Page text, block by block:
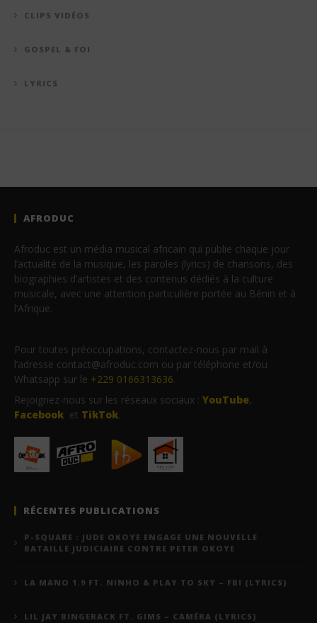
CLIPS VIDÉOS
GOSPEL & FOI
LYRICS
AFRODUC
Afroduc est un média musical africain qui publie chaque jour
l’actualité de la musique, les paroles (lyrics) de chansons, des
biographies d’artistes et des contenus dédiés à la culture
musicale, avec une attention particulière portée au Bénin et à
l’Afrique.
Pour toutes préoccupations, contactez-nous par mail à
l’adresse contact@afroduc.com ou par téléphone et/ou
Whatsapp sur le +229 0166313636.
Rejoignez-nous sur les réseaux sociaux : YouTube,
Facebook et TikTok.
RÉCENTES PUBLICATIONS
P-SQUARE : JUDE OKOYE ENGAGE UNE NOUVELLE
BATAILLE JUDICIAIRE CONTRE PETER OKOYE
LA MANO 1.9 FT. NINHO & PLAY TO SKY – FBI (LYRICS)
LIL JAY BINGERACK FT. GIMS – CAMÉRA (LYRICS)